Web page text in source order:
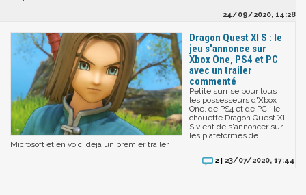
24/09/2020, 14:28
Dragon Quest XI S : le
jeu s'annonce sur
Xbox One, PS4 et PC
avec un trailer
commenté
Petite surrise pour tous
les possesseurs d'Xbox
One, de PS4 et de PC : le
chouette Dragon Quest XI
S vient de s'annoncer sur
les plateformes de
Microsoft et en voici déjà un premier trailer.
2 | 23/07/2020, 17:44